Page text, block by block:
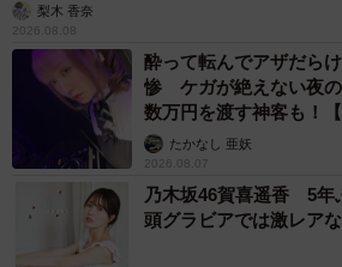
SNSでの発信について、読者に「いつ
本当にありがとうございます。これ
描いてまいります」と感謝していた
子育てで、笑って共感できるお話が
■あおむろさんTwitter
https://
■あおむろさん公式サイト https://
梨木 香奈
2026.08.08
酔って転んでアザだら
惨 ケガが絶えない夜
数万円を渡す神客も！
たかなし 亜妖
2026.08.07
乃木坂46賀喜遥香 5
頭グラビアでは激レア